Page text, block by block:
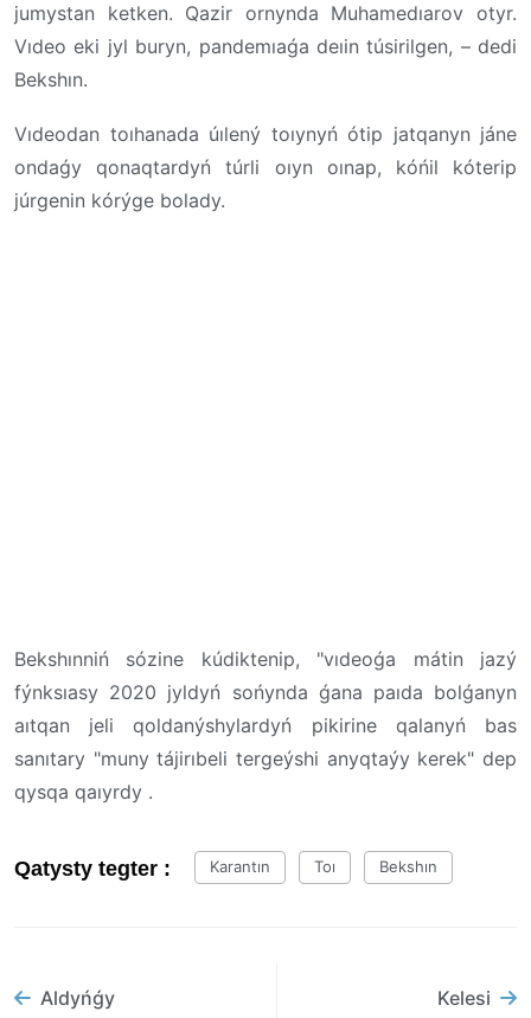
jumystan ketken. Qazir ornynda Muhamedıarov otyr.
Vıdeo eki jyl buryn, pandemıaǵa deıin túsirilgen, – dedi
Bekshın.
Vıdeodan toıhanada úılený toıynyń ótip jatqanyn jáne
ondaǵy qonaqtardyń túrli oıyn oınap, kóńil kóterip
júrgenin kórýge bolady.
Bekshınniń sózine kúdiktenip, "vıdeoǵa mátin jazý
fýnksıasy 2020 jyldyń sońynda ǵana paıda bolǵanyn
aıtqan jeli qoldanýshylardyń pikirine qalanyń bas
sanıtary "muny tájirıbeli tergeýshi anyqtaýy kerek" dep
qysqa qaıyrdy .
Qatysty tegter : Karantın Toı Bekshın
Aldyńǵy Kelesi